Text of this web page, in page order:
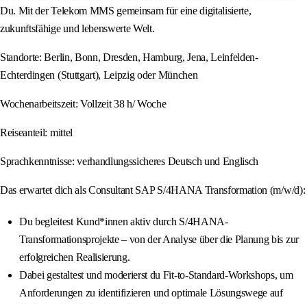
Du. Mit der Telekom MMS gemeinsam für eine digitalisierte,
zukunftsfähige und lebenswerte Welt.
Standorte: Berlin, Bonn, Dresden, Hamburg, Jena, Leinfelden-
Echterdingen (Stuttgart), Leipzig oder München
Wochenarbeitszeit: Vollzeit 38 h/ Woche
Reiseanteil: mittel
Sprachkenntnisse: verhandlungssicheres Deutsch und Englisch
Das erwartet dich als Consultant SAP S/4HANA Transformation (m/w/d):
Du begleitest Kund*innen aktiv durch S/4HANA-
Transformationsprojekte – von der Analyse über die Planung bis zur
erfolgreichen Realisierung.
Dabei gestaltest und moderierst du Fit-to-Standard-Workshops, um
Anforderungen zu identifizieren und optimale Lösungswege auf